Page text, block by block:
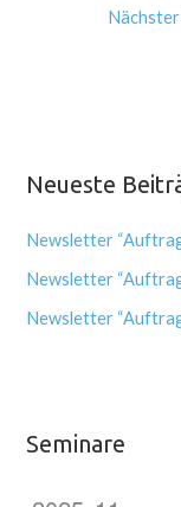
Neueste
Newsletter
Newsletter
Newsletter
Seminare